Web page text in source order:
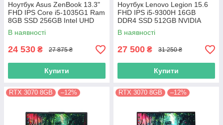
Ноутбук Asus ZenBook 13.3"
FHD IPS Core i5-1035G1 Ram
8GB SSD 256GB Intel UHD
Graphics
В наявності
24 530 ₴ 27 875 ₴
Купити
Ноутбук Lenovo Legion 15.6
FHD IPS i5-9300H 16GB
DDR4 SSD 512GB NVIDIA
GTX1650
В наявності
27 500 ₴ 31 250 ₴
Купити
RTX 3070 8GB –12% RTX 3070 8GB –12%